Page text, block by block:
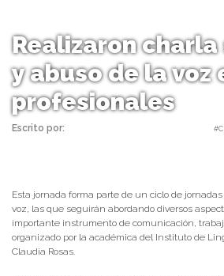
Realizaron charla
y abuso de la voz
profesionales
Escrito por:
Esta jornada forma parte de un ciclo de
voz, las que seguirán abordando diversos
importante instrumento de comunicación,
organizado por la académica del Instituto de
Claudia Rosas.